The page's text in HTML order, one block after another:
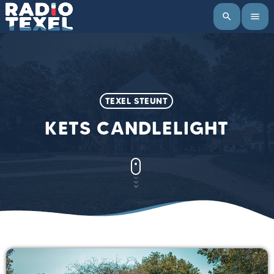
search menu
TEXEL STEUNT
KETS CANDLELIGHT